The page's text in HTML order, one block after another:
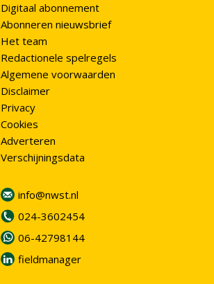
Digitaal abonnement
Abonneren nieuwsbrief
Het team
Redactionele spelregels
Algemene voorwaarden
Disclaimer
Privacy
Cookies
Adverteren
Verschijningsdata
info@nwst.nl
024-3602454
06-42798144
fieldmanager